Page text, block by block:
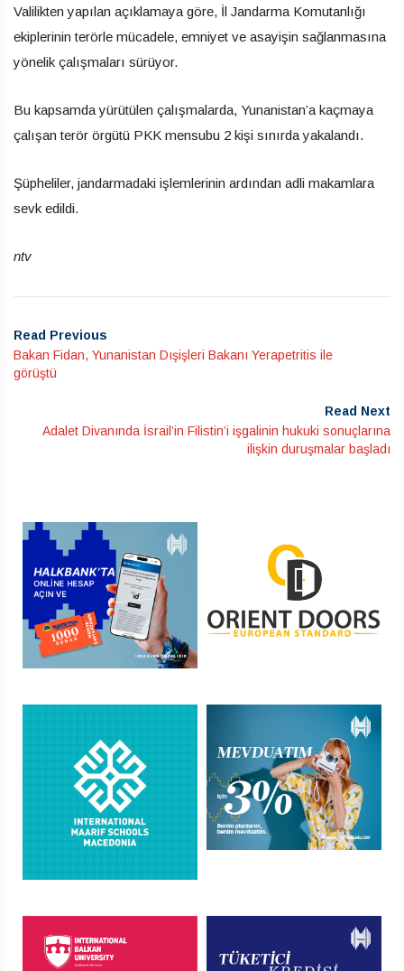
Valilikten yapılan açıklamaya göre, İl Jandarma Komutanlığı
ekiplerinin terörle mücadele, emniyet ve asayişin sağlanmasına
yönelik çalışmaları sürüyor.
Bu kapsamda yürütülen çalışmalarda, Yunanistan’a kaçmaya
çalışan terör örgütü PKK mensubu 2 kişi sınırda yakalandı.
Şüpheliler, jandarmadaki işlemlerinin ardından adli makamlara
sevk edildi.
ntv
Read Previous
Bakan Fidan, Yunanistan Dışişleri Bakanı Yerapetritis ile
görüştü
Read Next
Adalet Divanında İsrail’in Filistin’i işgalinin hukuki sonuçlarına
ilişkin duruşmalar başladı